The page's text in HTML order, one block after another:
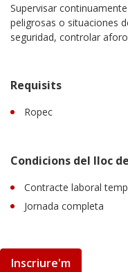
Supervisar
peligrosas o situaciones
seguridad, controlar
Requisits
Ropec
Condicions del lloc
Contracte laboral
Jornada completa
Inscriure'm